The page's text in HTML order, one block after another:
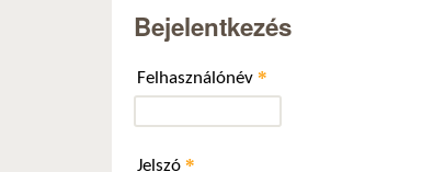
Bejelentkezés
Felhasználónév *
Jelszó *